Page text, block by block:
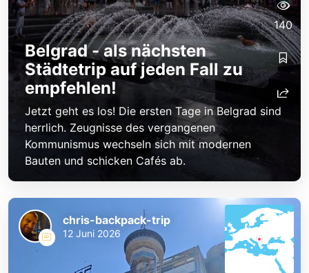
Belgrad - als nächsten
Städtetrip auf jeden Fall zu
empfehlen!
Jetzt geht es los! Die ersten Tage in Belgrad sind
herrlich. Zeugnisse des vergangenen
Kommunismus wechseln sich mit modernen
Bauten und schicken Cafés ab.
140
chris-backpack-trip
12 Juni 2026